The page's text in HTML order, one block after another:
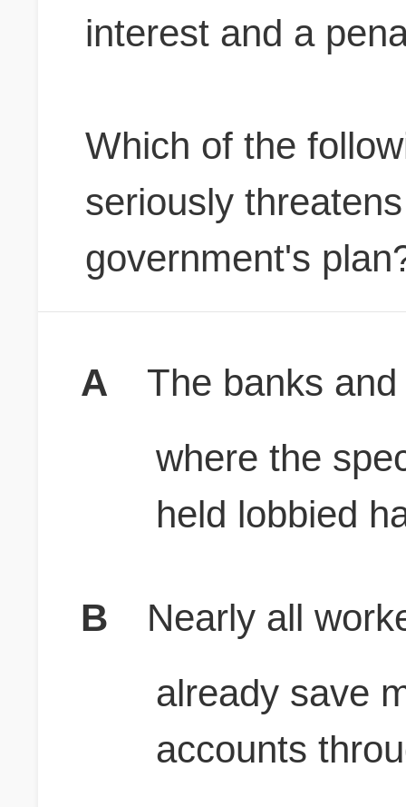
interest and a
Which of the
seriously
government's
A
The banks
where the
held lobbied
B
Nearly all
already save
accounts